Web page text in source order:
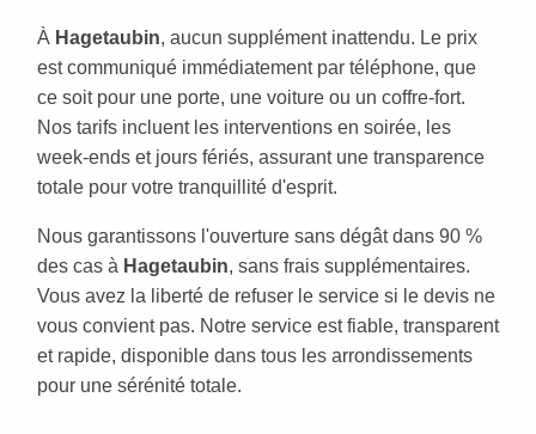
À Hagetaubin, aucun supplément inattendu. Le prix
est communiqué immédiatement par téléphone, que
ce soit pour une porte, une voiture ou un coffre-fort.
Nos tarifs incluent les interventions en soirée, les
week-ends et jours fériés, assurant une transparence
totale pour votre tranquillité d'esprit.
Nous garantissons l'ouverture sans dégât dans 90 %
des cas à Hagetaubin, sans frais supplémentaires.
Vous avez la liberté de refuser le service si le devis ne
vous convient pas. Notre service est fiable, transparent
et rapide, disponible dans tous les arrondissements
pour une sérénité totale.